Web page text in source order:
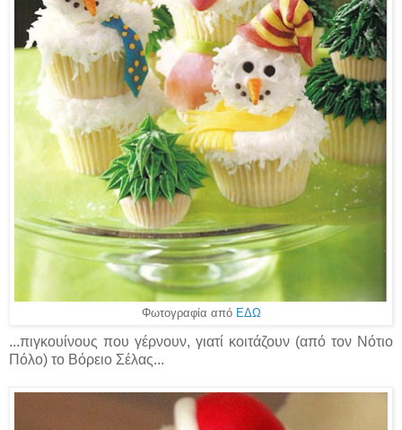
Φωτογραφία από ΕΔΩ
...πιγκουίνους που γέρνουν, γιατί κοιτάζουν (από τον Νότιο
Πόλο) το Βόρειο Σέλας...